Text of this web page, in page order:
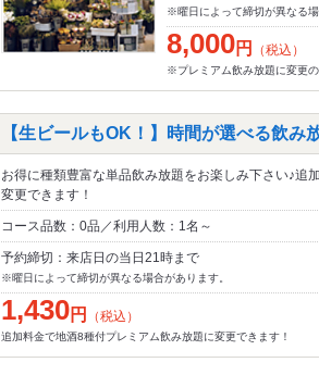
※曜日によって締切が異なる場
8,000円 （税込）
※プレミアム飲み放題に変更
【生ビールもOK！】時間が選べる飲
お得に種類豊富な単品飲み放題をお楽しみ下さい♪追
変更できます！
コース品数：0品／利用人数：1名～
予約締切：来店日の当日21時まで
※曜日によって締切が異なる場合があります。
1,430円 （税込）
追加料金で地酒8種付プレミアム飲み放題に変更できます！